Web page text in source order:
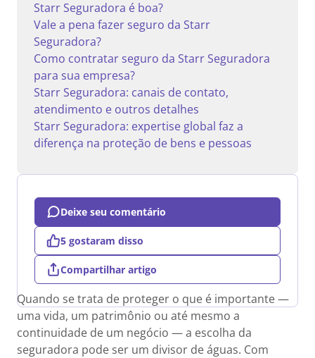
Quando se trata de proteger o que é importante —
uma vida, um patrimônio ou até mesmo a
continuidade de um negócio — a escolha da
seguradora pode ser um divisor de águas. Com
Starr Seguradora é boa?
Vale a pena fazer seguro da Starr
Seguradora?
Como contratar seguro da Starr Seguradora
para sua empresa?
Starr Seguradora: canais de contato,
atendimento e outros detalhes
Starr Seguradora: expertise global faz a
diferença na proteção de bens e pessoas
Deixe seu comentário
5 gostaram disso
Compartilhar artigo